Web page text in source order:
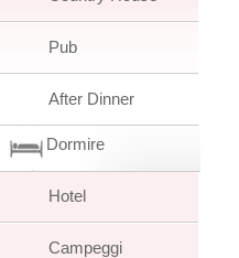
Pub
After Dinner
Dormire
Hotel
Campeggi